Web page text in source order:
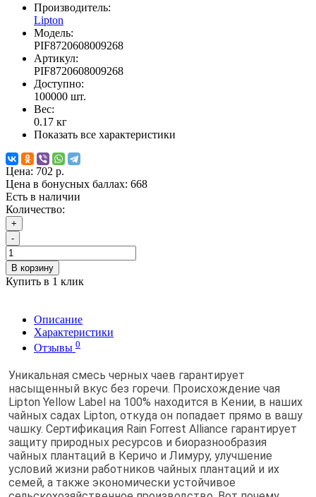
Производитель:
Lipton
Модель:
PIF8720608009268
Артикул:
PIF8720608009268
Доступно:
100000 шт.
Вес:
0.17 кг
Показать все характеристики
Цена: 702 р.
Цена в бонусных баллах: 668
Есть в наличии
Количество:
+
-
В корзину
Купить в 1 клик
Описание
Характеристики
Отзывы 0
Уникальная смесь черных чаев гарантирует
насыщенный вкус без горечи. Происхождение чая
Lipton Yellow Label на 100% находится в Кении, в наших
чайных садах Lipton, откуда он попадает прямо в вашу
чашку. Сертификация Rain Forrest Alliance гарантирует
защиту природных ресурсов и биоразнообразия
чайных плантаций в Керичо и Лимуру, улучшение
условий жизни работников чайных плантаций и их
семей, а также экономически устойчивое